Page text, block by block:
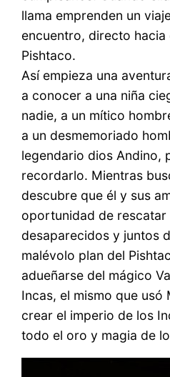
llama emprenden un
encuentro, directo hacia
Pishtaco.
Así empieza una
a conocer a una niña
nadie, a un mítico
a un desmemoriado
legendario dios Andino,
recordarlo. Mientras
descubre que él y sus
oportunidad de rescatar
desaparecidos y juntos
malévolo plan del
adueñarse del mágico
Incas, el mismo que usó
crear el imperio de los
todo el oro y magia de